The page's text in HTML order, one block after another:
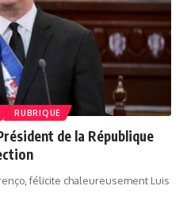
RUBRIQUE
de la République
félicite chaleureusement Luis